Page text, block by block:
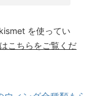
を使ってい
こちらをご覧くだ